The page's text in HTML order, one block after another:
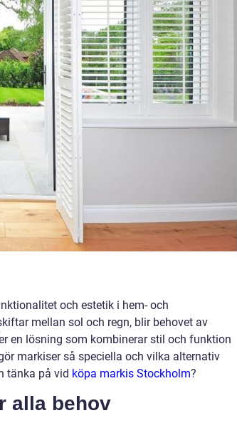
och estetik i hem- och
mellan sol och regn, blir behovet av
en lösning som kombinerar stil och funktion
markiser så speciella och vilka alternativ
tänka på vid köpa markis Stockholm?
alla behov